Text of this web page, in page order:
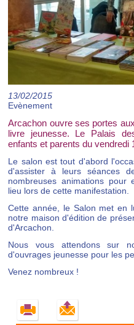
13/02/2015
Evènement
Arcachon ouvre ses portes
livre jeunesse. Le Palais
enfants et parents du vendredi
Le salon est tout d'abord
d'assister à leurs séances
nombreuses animations pour
lieu lors de cette manifestation.
Cette année, le Salon met en
notre maison d'édition de
d'Arcachon.
Nous vous attendons sur
d'ouvrages jeunesse pour les
Venez nombreux !